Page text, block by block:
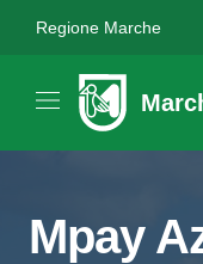
Regione Marche
Mpay